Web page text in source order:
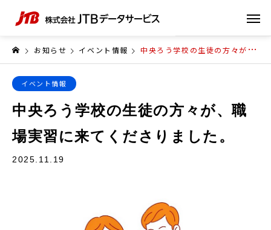
お知らせ イベント情報 中央ろう学校の生徒の方々が、職場実習に来てくださりました。
イベント情報
中央ろう学校の生徒の方々が、職
場実習に来てくださりました。
2025.11.19